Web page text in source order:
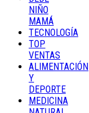
NIÑO
MAMÁ
TECNOLOGÍA
TOP
VENTAS
ALIMENTACIÓN
Y
DEPORTE
MEDICINA